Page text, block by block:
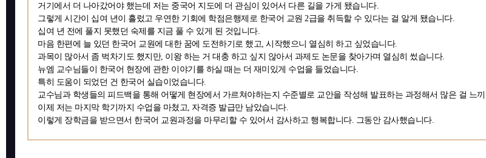
거기에서 더 나아갔어야 했는데 저는 중국어 지도에 더 관심이 있어서 다른 길을 가게 됐습니다.
그렇게 시간이 십여 년이 흘렀고 우연한 기회에 학점은행제로 한국어 교원 2급을 취득할 수 있다는 걸 알게 됐습니다.
십여 년 전에 풀지 못했던 숙제를 지금 풀 수 있게 된 것입니다.
마음 한편에 늘 있던 한국어 교원에 대한 꿈에 도전하기로 했고, 시작했으니 열심히 하고 싶었습니다.
과목이 많아서 좀 벅차기도 했지만, 이왕 하는 거 대충 하고 싶지 않아서 과제도 논문을 찾아가며 열심히 썼습니다.
뉴엠 교수님들이 한국어 현장에 관한 이야기를 하실 때는 더 재미있게 수업을 들었습니다.
특히 도움이 되었던 건 한국어 실습이었습니다.
교수님과 학생들의 피드백을 통해 어떻게 현장에서 가르쳐야하는지 수준별로 교안을 작성해 발표하는 과정해서 많은 걸 느
이제 저는 마지막 학기까지 수업을 마쳤고, 자격증 발급만 남았습니다.
이렇게 장학금을 받으면서 한국어 교원과정을 마무리할 수 있어서 감사하고 행복합니다. 그동안 감사했습니다.